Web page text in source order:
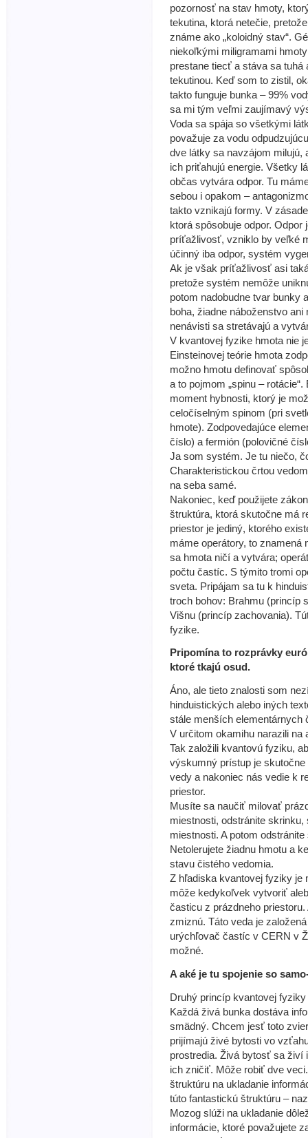
pozornosť na stav hmoty,
tekutina, ktorá netečie,
známe ako „koloidný stav“.
niekoľkými miligramami
prestane tiecť a stáva sa tuhá
tekutinou. Keď som to zistil,
takto funguje bunka – 99%
sa mi tým veľmi zaujímavý
Voda sa spája so všetkými
považuje za vodu
dve látky sa navzájom milujú,
ich priťahujú energie. Všetky
občas vytvára odpor. Tu
sebou i opakom –
takto vznikajú formy. V
ktorá spôsobuje odpor. Odpor
príťažlivosť, vzniklo by veľké
účinný iba odpor, systém
Ak je však príťažlivosť asi
pretože systém nemôže
potom nadobudne tvar bunky
boha, žiadne náboženstvo
nenávisti sa stretávajú a
V kvantovej fyzike hmota nie
Einsteinovej teórie hmota
možno hmotu definovať
a to pojmom „spinu –
moment hybnosti, ktorý je
celočíselným spinom (pri
hmote). Zodpovedajúce
číslo) a fermión (polovičné
Ja som systém. Je tu niečo,
Charakteristickou črtou
na seba samé.
Nakoniec, keď použijete
štruktúra, ktorá skutočne má
priestor je jediný, ktorého
máme operátory, to znamená
sa hmota ničí a vytvára;
počtu častíc. S týmito tromi
sveta. Pripájam sa tu k
troch bohov: Brahmu (princíp
Višnu (princíp zachovania).
fyzike.
Pripomína to rozprávky
ktoré tkajú osud.
Áno, ale tieto znalosti som
hinduistických alebo iných
stále menších elementárnych
V určitom okamihu narazili
Tak založili kvantovú fyziku,
výskumný prístup je skutočne
vedy a nakoniec nás vedie k
priestor.
Musíte sa naučiť milovať
miestnosti, odstránite
miestnosti. A potom
Netolerujete žiadnu hmotu a
stavu čistého vedomia.
Z hľadiska kvantovej fyziky je
môže kedykoľvek vytvoriť
časticu z prázdneho
zmiznú. Táto veda je
urýchľovač častíc v CERN v
možné.
A aké je tu spojenie so
Druhý princíp kvantovej
Každá živá bunka dostáva
smädný. Chcem jesť toto
prijímajú živé bytosti vo
prostredia. Živá bytosť sa živí
ich zničiť. Môže robiť dve
štruktúru na ukladanie
túto fantastickú štruktúru –
Mozog slúži na ukladanie
informácie, ktoré považujete